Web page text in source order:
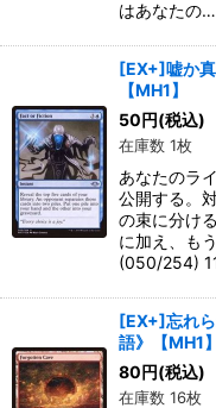
はあなたの…
[EX+]嘘か
【MH1】
50円(税込)
在庫数 1枚
あなたのラ
公開する。
の束に分け
に加え、も
(050/254)
[EX+]忘れ
語》【MH1】
80円(税込)
在庫数 16枚